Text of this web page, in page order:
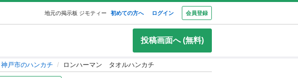
地元の掲示板 ジモティー 初めての方へ ログイン 会員登録
投稿画面へ (無料)
神戸市のハンカチ ロンハーマン タオルハンカチ